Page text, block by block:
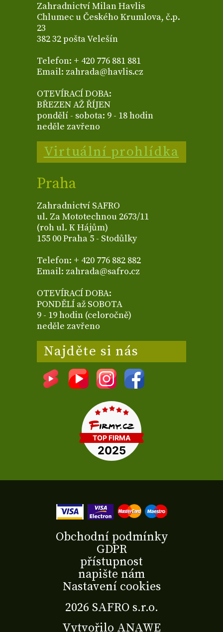
Zahradnictví Milan Havlis
Chlumec u Českého Krumlova, č.p.
23
382 32 pošta Velešín
Telefon: + 420 776 881 881
Email: zahrada@havlis.cz
OTEVÍRACÍ DOBA:
BŘEZEN AŽ ŘÍJEN
pondělí - sobota: 9 - 18 hodin
neděle zavřeno
Virtuální prohlídka
Praha
Zahradnictví SAFRO
ul. Za Mototechnou 2673/11
(roh ul. K Hájům)
155 00 Praha 5 - Stodůlky
Telefon: + 420 776 882 882
Email: zahrada@safro.cz
OTEVÍRACÍ DOBA:
PONDĚLÍ až SOBOTA
9 - 19 hodin (celoročně)
neděle zavřeno
Najděte si nás
2026 SAFRO s.r.o.
Vytvořilo ANAWE
Obchodní podmínky
GDPR
přístupnost
napište nám
Nastavení cookies